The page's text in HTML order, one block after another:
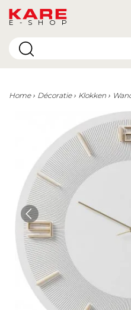
E-SHOP
Home Décoratie Klokken